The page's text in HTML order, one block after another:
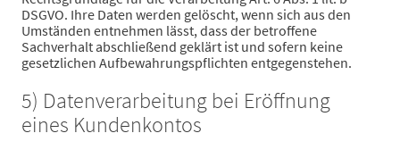
DSGVO. Ihre Daten werden gelöscht, wenn sich aus den
Umständen entnehmen lässt, dass der betroffene
Sachverhalt abschließend geklärt ist und sofern keine
gesetzlichen Aufbewahrungspflichten entgegenstehen.
5) Datenverarbeitung bei Eröffnung
eines Kundenkontos